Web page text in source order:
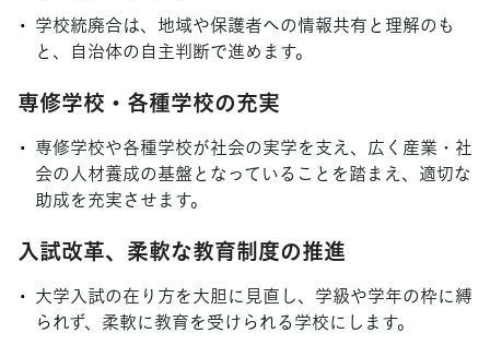
学校統廃合は、地域や保護者への情報共有と理解のも
と、自治体の自主判断で進めます。
専修学校・各種学校の充実
専修学校や各種学校が社会の実学を支え、広く産業・社
会の人材養成の基盤となっていることを踏まえ、適切な
助成を充実させます。
入試改革、柔軟な教育制度の推進
大学入試の在り方を大胆に見直し、学級や学年の枠に縛
られず、柔軟に教育を受けられる学校にします。